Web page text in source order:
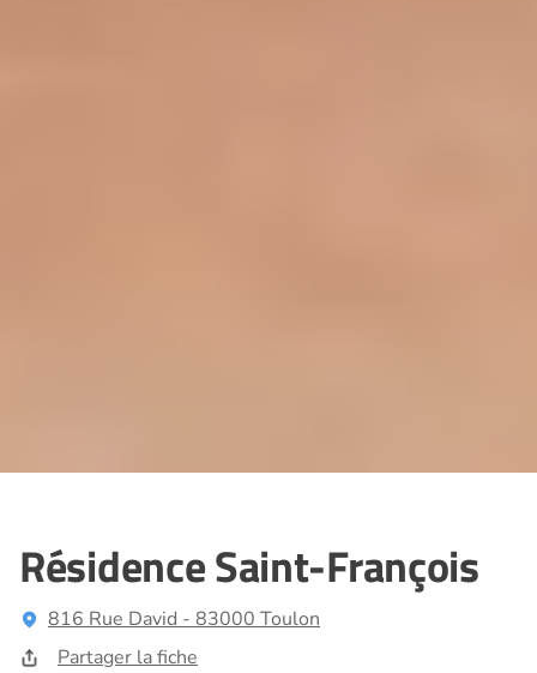
Résidence Saint-François
816 Rue David - 83000 Toulon
Partager la fiche